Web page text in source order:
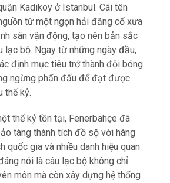
Kadıköy ở Istanbul. Cái tên
từ một ngọn hải đăng cổ xưa
sân vận động, tạo nên bản sắc
lạc bộ. Ngay từ những ngày đầu,
định mục tiêu trở thành đội bóng
ngừng phấn đấu để đạt được
thế kỷ.
thế kỷ tồn tại, Fenerbahçe đã
tàng thành tích đồ sộ với hàng
quốc gia và nhiều danh hiệu quan
nói là câu lạc bộ không chỉ
môn mà còn xây dựng hệ thống